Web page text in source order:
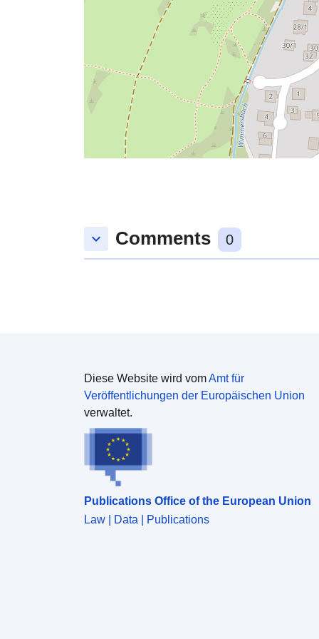
keyboard_arrow_down Comments 0
Diese Website wird vomAmt für
Veröffentlichungen der Europäischen Union
verwaltet.
Publications Office of the European Union
Law | Data | Publications